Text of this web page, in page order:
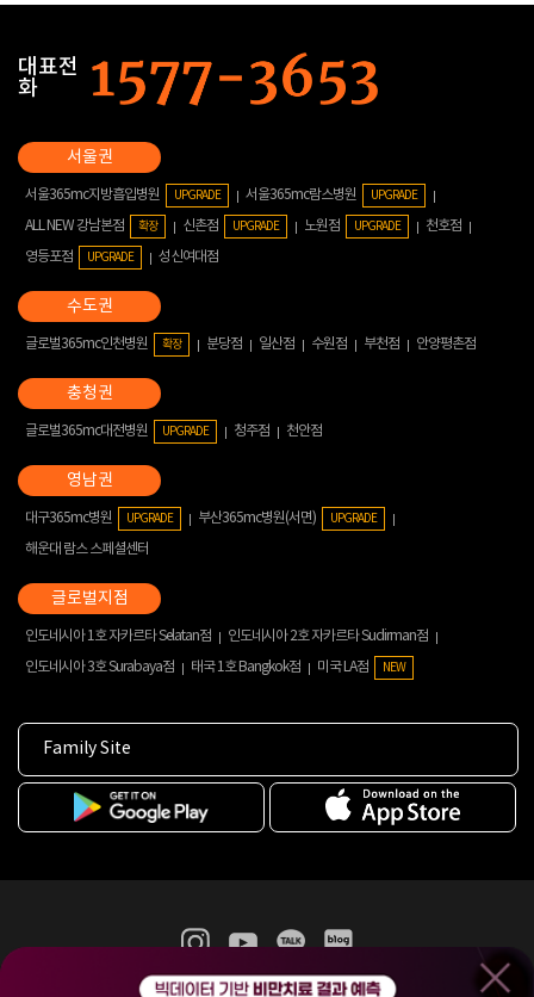
대표전
화
서울365mc지방흡입병원 UPGRADE 서울365mc람스병원 UPGRADE
ALL NEW 강남본점 확장 신촌점 UPGRADE 노원점 UPGRADE
천호점
영등포점
UPGRADE 성신여대점
글로벌365mc인천병원 확장 분당점 일산점 수원점 부천점 안양평촌점
글로벌365mc대전병원 UPGRADE 청주점 천안점
대구365mc병원 UPGRADE 부산365mc병원(서면) UPGRADE
해운대 람스 스페셜센터
인도네시아 1호 자카르타 Selatan점
인도네시아 2호 자카르타 Sudirman점
인도네시아 3호 Surabaya점
태국 1호 Bangkok점 미국 LA점 NEW
Family Site
365mc 병·의원 이용약관 홈페이지 이용약관